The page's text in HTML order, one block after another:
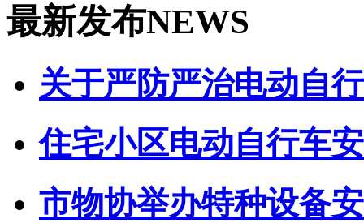
最新发布NEWS
关于严防严治电动自
住宅小区电动自行车
市物协举办特种设备